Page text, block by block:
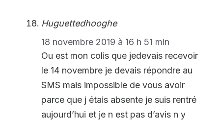
Huguettedhooghe
18 novembre 2019 à 16 h 51 min
Ou est mon colis que jedevais recevoir
le 14 novembre je devais répondre au
SMS mais impossible de vous avoir
parce que j étais absente je suis rentré
aujourd’hui et je n est pas d’avis n y